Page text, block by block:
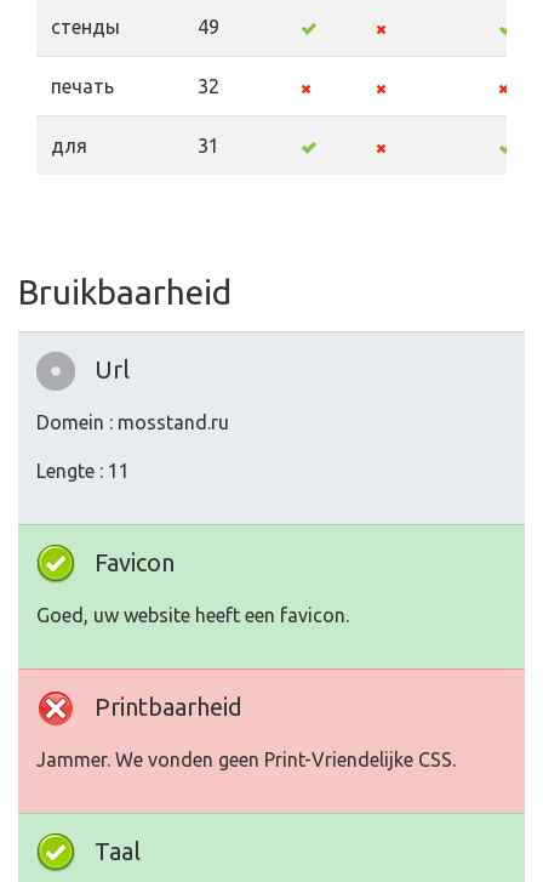
стенды 49
печать 32
для 31
Bruikbaarheid
Url
Domein : mosstand.ru
Lengte : 11
Favicon
Goed, uw website heeft een favicon.
Printbaarheid
Jammer. We vonden geen Print-Vriendelijke CSS.
Taal